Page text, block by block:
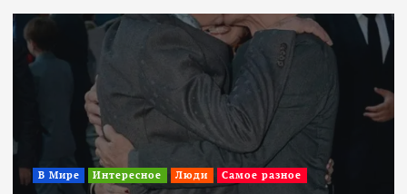
В Мире Интересное Люди Самое разное